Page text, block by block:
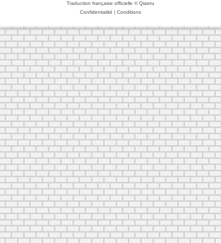
Traduction française officielle ©Qiaeru
Confidentialité | Conditions